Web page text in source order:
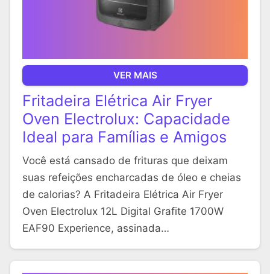
VER MAIS
Fritadeira Elétrica Air Fryer
Oven Electrolux: Capacidade
Ideal para Famílias e Amigos
Você está cansado de frituras que deixam
suas refeições encharcadas de óleo e cheias
de calorias? A Fritadeira Elétrica Air Fryer
Oven Electrolux 12L Digital Grafite 1700W
EAF90 Experience, assinada…